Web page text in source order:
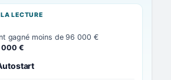
LECTURE
gagné moins de 96 000 €
000 €